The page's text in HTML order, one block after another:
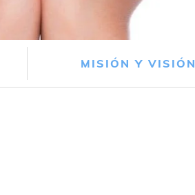
MISIÓN Y VISIÓN